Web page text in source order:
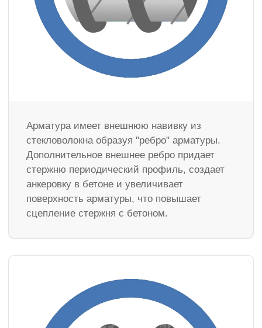
Арматура имеет внешнюю навивку из
стекловолокна образуя "ребро" арматуры.
Дополнительное внешнее ребро придает
стержню периодический профиль, создает
анкеровку в бетоне и увеличивает
поверхность арматуры, что повышает
сцепление стержня с бетоном.